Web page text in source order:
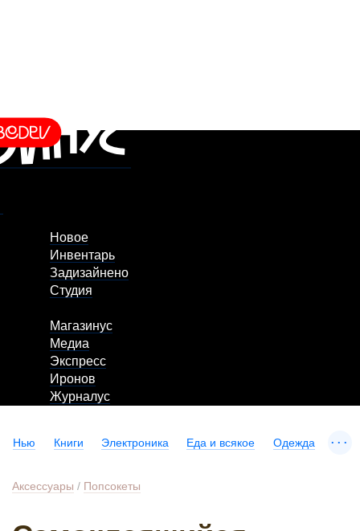
Новое
Инвентарь
Задизайнено
Студия
Магазинус
Медиа
Экспресс
Иронов
Журналус
Нью Книги Электроника Еда и всякое Одежда ...
Аксессуары / Попсокеты